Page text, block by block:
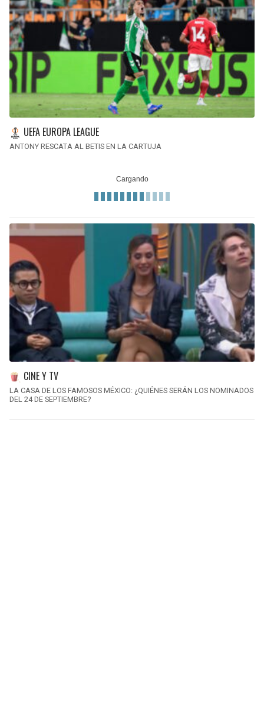
UEFA EUROPA LEAGUE
ANTONY RESCATA AL BETIS EN LA CARTUJA
CINE Y TV
LA CASA DE LOS FAMOSOS MÉXICO: ¿QUIÉNES SERÁN LOS NOMINADOS
DEL 24 DE SEPTIEMBRE?